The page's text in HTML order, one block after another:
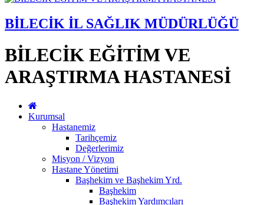
BİLECİK İL SAĞLIK MÜDÜRLÜĞÜ
BİLECİK EĞİTİM VE
ARAŞTIRMA HASTANESİ
Kurumsal
Hastanemiz
Tarihçemiz
Değerlerimiz
Misyon / Vizyon
Hastane Yönetimi
Başhekim ve Başhekim Yrd.
Başhekim
Başhekim Yardımcıları